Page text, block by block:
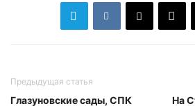
Предыдущая статья
Глазуновские сады, СПК
На